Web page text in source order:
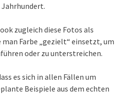
zugleich diese Fotos als
man Farbe „gezielt“ einsetzt, um
oder zu unterstreichen.
es sich in allen Fällen um
Beispiele aus dem echten